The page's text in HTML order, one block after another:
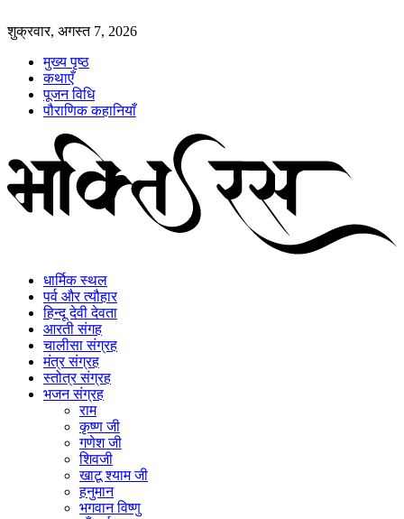
शुक्रवार, अगस्त 7, 2026
मुख्य पृष्ठ
कथाएँ
पूजन विधि
पौराणिक कहानियाँ
धार्मिक स्थल
पर्व और त्यौहार
हिन्दू देवी देवता
आरती संगह
चालीसा संग्रह
मंत्र संग्रह
स्तोत्र संग्रह
भजन संग्रह
राम
कृष्ण जी
गणेश जी
शिवजी
खाटू श्याम जी
हनुमान
भगवान विष्णु